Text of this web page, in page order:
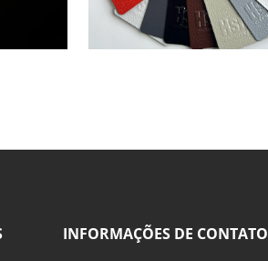
INFORMAÇÕES DE CONTATO